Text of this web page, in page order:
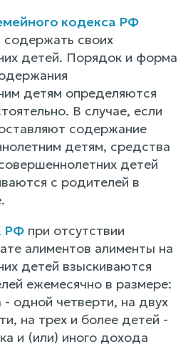
кодекса РФ
своих
детей. Порядок и форма
детям определяются
В случае, если
содержание
детям, средства
детей
с родителей в
РФ при отсутствии
алиментов алименты на
детей взыскиваются
ежемесячно в размере:
- одной четверти, на двух
на трех и более детей -
и (или) иного дохода